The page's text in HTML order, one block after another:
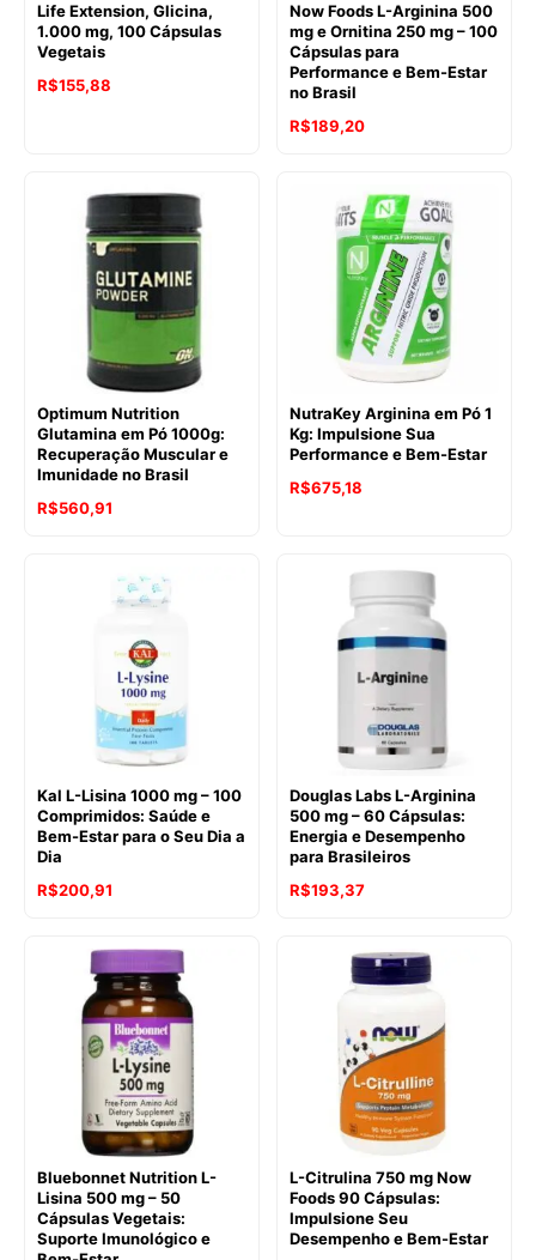
Life Extension, Glicina,
1.000 mg, 100 Cápsulas
Vegetais
R$155,88
Now Foods L-Arginina 500
mg e Ornitina 250 mg – 100
Cápsulas para
Performance e Bem-Estar
no Brasil
R$189,20
Optimum Nutrition
Glutamina em Pó 1000g:
Recuperação Muscular e
Imunidade no Brasil
R$560,91
NutraKey Arginina em Pó 1
Kg: Impulsione Sua
Performance e Bem-Estar
R$675,18
Kal L-Lisina 1000 mg – 100
Comprimidos: Saúde e
Bem-Estar para o Seu Dia a
Dia
R$200,91
Douglas Labs L-Arginina
500 mg – 60 Cápsulas:
Energia e Desempenho
para Brasileiros
R$193,37
Bluebonnet Nutrition L-
Lisina 500 mg – 50
Cápsulas Vegetais:
Suporte Imunológico e
L-Citrulina 750 mg Now
Foods 90 Cápsulas:
Impulsione Seu
Desempenho e Bem-Estar